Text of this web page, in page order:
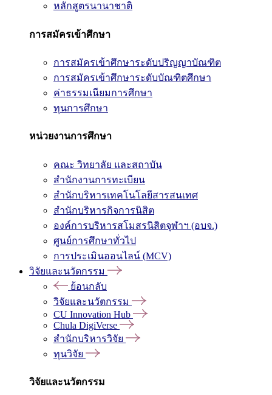
หลักสูตรนานาชาติ
การสมัครเข้าศึกษา
การสมัครเข้าศึกษาระดับปริญญาบัณฑิต
การสมัครเข้าศึกษาระดับบัณฑิตศึกษา
ค่าธรรมเนียมการศึกษา
ทุนการศึกษา
หน่วยงานการศึกษา
คณะ วิทยาลัย และสถาบัน
สำนักงานการทะเบียน
สำนักบริหารเทคโนโลยีสารสนเทศ
สำนักบริหารกิจการนิสิต
องค์การบริหารสโมสรนิสิตจุฬาฯ (อบจ.)
ศูนย์การศึกษาทั่วไป
การประเมินออนไลน์ (MCV)
วิจัยและนวัตกรรม
ย้อนกลับ
วิจัยและนวัตกรรม
CU Innovation Hub
Chula DigiVerse
สำนักบริหารวิจัย
ทุนวิจัย
วิจัยและนวัตกรรม